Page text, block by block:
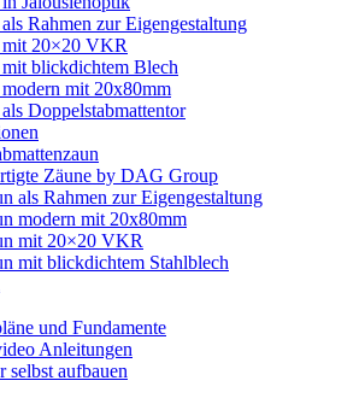
Rahmen zur Eigengestaltung
mit 20×20 VKR
blickdichtem Blech
mit 20x80mm
Doppelstabmattentor
Zäune by DAG Group
als Rahmen zur Eigengestaltung
modern mit 20x80mm
mit 20×20 VKR
mit blickdichtem Stahlblech
und Fundamente
Anleitungen
selbst aufbauen